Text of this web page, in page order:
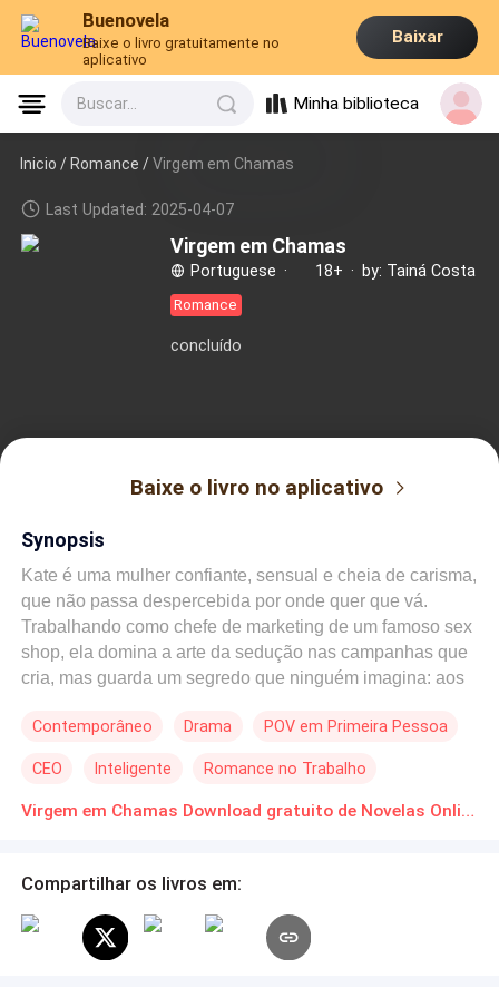
Buenovela
Baixe o livro gratuitamente no
aplicativo
Baixar
Buscar... Minha biblioteca
Inicio /Romance /Virgem em Chamas
Last Updated: 2025-04-07
Virgem em Chamas
Portuguese · 18+ · by: Tainá Costa
Romance
concluído
Baixe o livro no aplicativo
Synopsis
Kate é uma mulher confiante, sensual e cheia de carisma,
que não passa despercebida por onde quer que vá.
Trabalhando como chefe de marketing de um famoso sex
shop, ela domina a arte da sedução nas campanhas que
cria, mas guarda um segredo que ninguém imagina: aos
convencionais, Kate é uma mulher gorda que aprendeu a
recebe. E dentro de si, ela carrega a insegurança de que
nenhum homem a desejaria para algo além de uma noite
mais do que apenas uma aparência sensual e uma falsa
misterioso, começa a demonstrar um interesse que vai
além do profissional, Kate se vê dividida entre o desejo
Contemporâneo Drama POV em Primeira Pessoa
CEO Inteligente Romance no Trabalho
Virgem em Chamas Download gratuito de Novelas Online em PDF
Compartilhar os livros em: